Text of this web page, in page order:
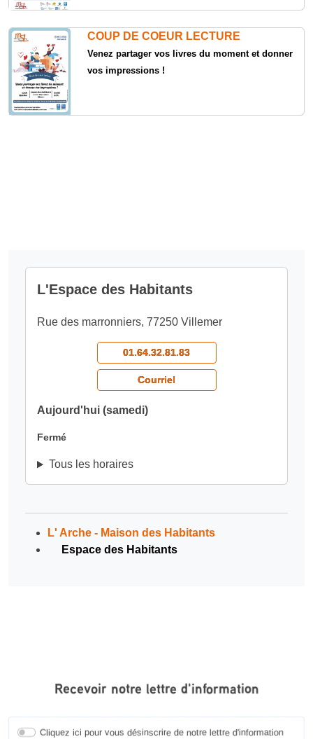
L'Espace des Habitants
Rue des marronniers, 77250 Villemer
01.64.32.81.83
Courriel
Aujourd'hui (samedi)
Fermé
Tous les horaires
L' Arche - Maison des Habitants
Espace des Habitants
COUP DE COEUR LECTURE
Venez partager vos livres du moment et donner
vos impressions !
Recevoir notre lettre d'information
Cliquez ici pour vous désinscrire de notre lettre d'information